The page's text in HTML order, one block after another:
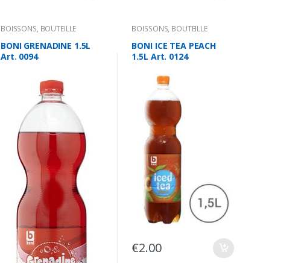
BOISSONS, BOUTEILLE
BONI GRENADINE 1.5L
Art. 0094
BOISSONS, BOUTEILLE
BONI ICE TEA PEACH
1.5L Art. 0124
€2.00